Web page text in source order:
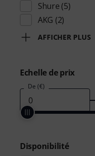
Shure (5)
AKG (2)
AFFICHER PLUS
Echelle de prix
De (€)
Disponibilité